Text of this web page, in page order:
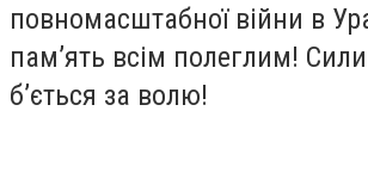
повномасштабної війни в
памʼять всім полеглим!
бʼється за волю!